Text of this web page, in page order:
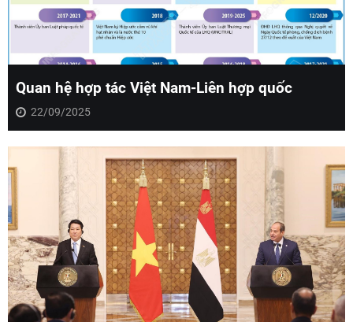
Quan hệ hợp tác Việt Nam-Liên hợp quốc
22/09/2025